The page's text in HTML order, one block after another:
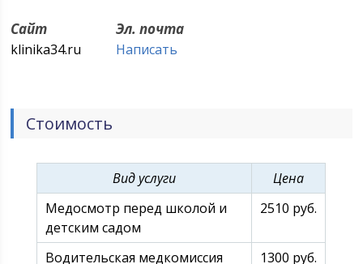
Амбулаторно-поликлиническая помощь в
многопрофильной клинике «ЮгМед» представлена
лечебно-консультативным приемом врачей более
В центре можно пройти УЗИ, ЭКГ, СМАД,
электроэнцефалографию, ФГДС, ректоскопию,
выдаются больничные листы.
Сайт
klinika34.ru
Эл. почта
Написать
Стоимость
Вид услуги
Цена
Медосмотр перед школой и
детским садом
2510 руб.
Водительская медкомиссия
1300 руб.